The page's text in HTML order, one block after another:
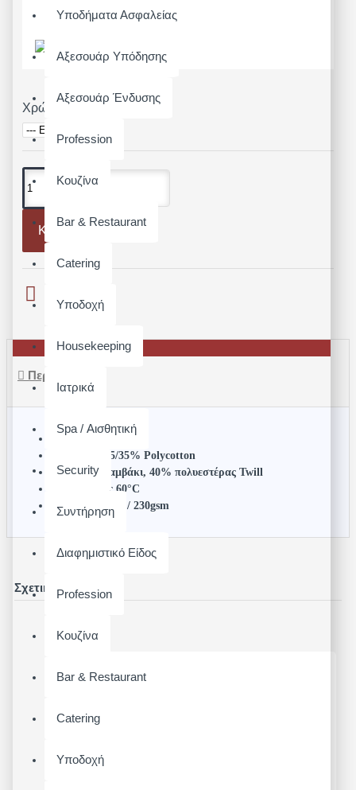
Υποδήματα Ασφαλείας
Αξεσουάρ Υπόδησης
Αξεσουάρ Ένδυσης
Profession
Κουζίνα
Bar & Restaurant
Catering
Υποδοχή
Housekeeping
Ιατρικά
Spa / Αισθητική
Security
Συντήρηση
Διαφημιστικό Είδος
Profession
Κουζίνα
Bar & Restaurant
Catering
Υποδοχή
Μοντέλο: PR653
Χρώμα
Καλάθι
Περιγραφή
Ένα μέγεθος
Χρώματα: 65/35% Polycotton
Τζιν: 60% βαμβάκι, 40% πολυεστέρας Twill
Πλύσιμο έως 60°C
Βάρος: 195gsm / 230gsm
Σχετικά Προϊόντα